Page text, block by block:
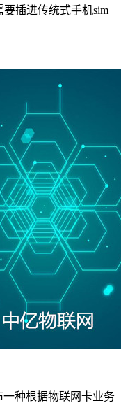
要插进传统式手机sim
一种根据物联网卡业务